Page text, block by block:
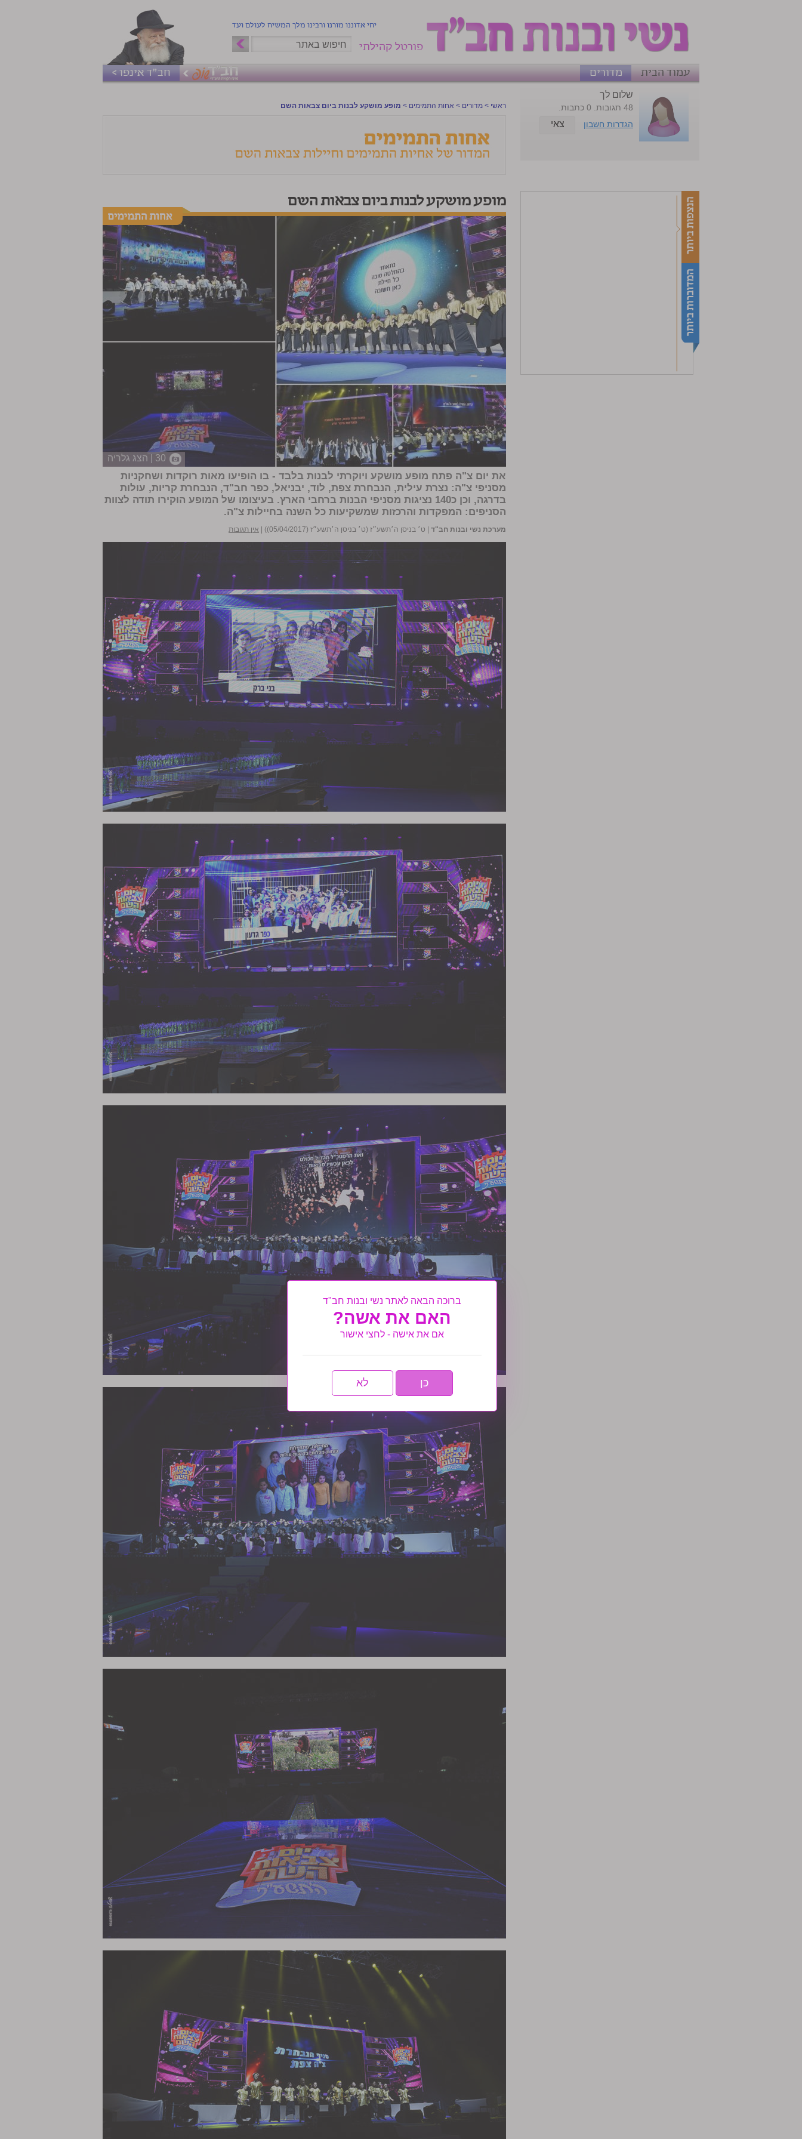
יחי אדוננו מורנו ורבינו מלך המשיח לעולם ועד
פורטל קהילתי
עמוד הבית
מדורים חב"ד אינפו >
ראשי > מדורים > אחות התמימים > מופע מושקע לבנות ביום צבאות השם
מופע מושקע לבנות ביום צבאות השם
30 | הצג גלריה
את יום צ"ה פתח מופע מושקע ויוקרתי לבנות בלבד - בו הופיעו מאות רוקדות ושחקניות
מסניפי צ"ה: נצרת עילית, הנבחרת צפת, לוד, יבניאל, כפר חב"ד, הנבחרת קריות, עולות
בדרגה, וכן כ140 נציגות מסניפי הבנות ברחבי הארץ. בעיצומו של המופע הוקירו תודה לצוות
הסניפים: המפקדות והרכזות שמשקיעות כל השנה בחיילות צ"ה.
מערכת נשי ובנות חב"ד ט׳ בניסן ה׳תשע״ז (ט׳ בניסן ה׳תשע״ז (05/04/2017)) אין תגובות
שלום לך
48 תגובות. 0 כתבות.
הגדרות חשבון
צאי
ברוכה הבאה לאתר נשי ובנות חב"ד
האם את אשה?
אם את אישה - לחצי אישור
כן לא